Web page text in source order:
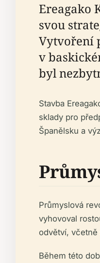
Ereagako
svou
Vytvoření
v
byl
Stavba
sklady pro
Španělsku a
Průmyslová
vyhovoval
odvětví,
Během této